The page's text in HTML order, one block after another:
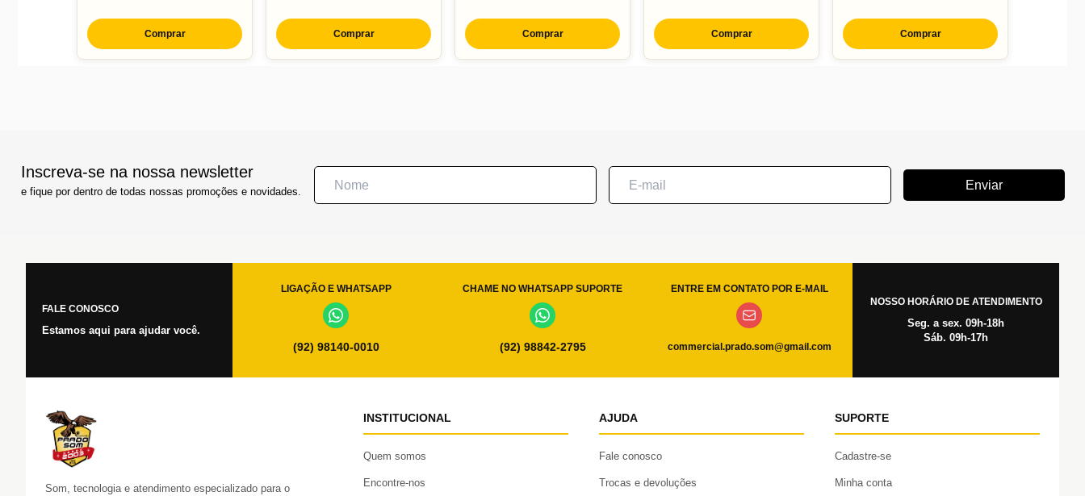
Comprar Comprar Comprar Comprar Comprar
Inscreva-se na nossa newsletter
e fique por dentro de todas nossas promoções e novidades. Enviar
FALE CONOSCO
Estamos aqui para ajudar você.
LIGAÇÃO E WHATSAPP
(92) 98140-0010
CHAME NO WHATSAPP SUPORTE
(92) 98842-2795
ENTRE EM CONTATO POR E-MAIL
commercial.prado.som@gmail.com
NOSSO HORÁRIO DE ATENDIMENTO
Seg. a sex. 09h-18h
Sáb. 09h-17h
Som, tecnologia e atendimento especializado para o
INSTITUCIONAL
Quem somos
Encontre-nos
AJUDA
Fale conosco
Trocas e devoluções
SUPORTE
Cadastre-se
Minha conta